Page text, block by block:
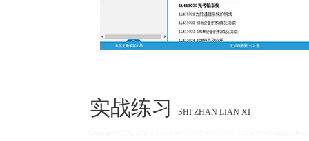
实战练习 SHI ZHAN LIAN XI